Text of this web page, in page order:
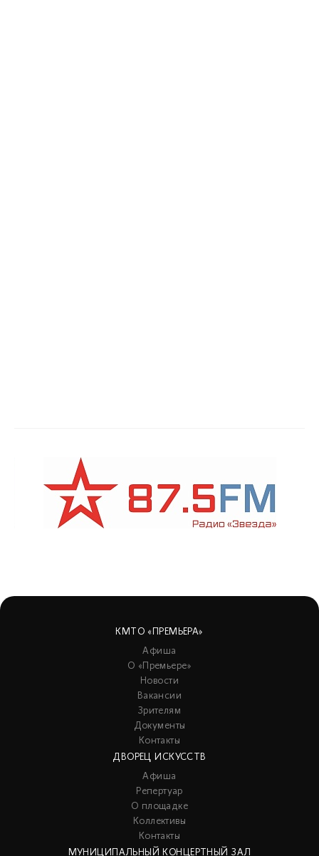
КМТО «ПРЕМЬЕРА»
Афиша
О «Премьере»
Новости
Вакансии
Зрителям
Документы
Контакты
ДВОРЕЦ ИСКУССТВ
Афиша
Репертуар
О площадке
Коллективы
Контакты
МУНИЦИПАЛЬНЫЙ КОНЦЕРТНЫЙ ЗАЛ